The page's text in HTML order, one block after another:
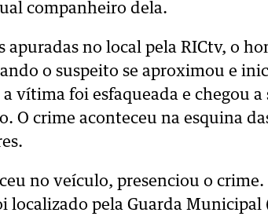
companheiro dela.
apuradas no local pela RICtv, o
o suspeito se aproximou e
vítima foi esfaqueada e chegou a
O crime aconteceu na esquina
no veículo, presenciou o crime.
localizado pela Guarda Municipal